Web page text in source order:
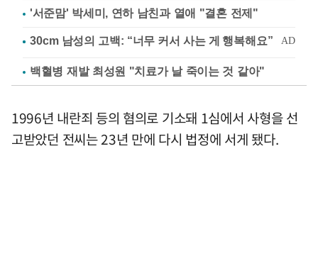
'서준맘' 박세미, 연하 남친과 열애 "결혼 전제"
백혈병 재발 최성원 "치료가 날 죽이는 것 같아"
1996년 내란죄 등의 혐의로 기소돼 1심에서 사형을 선
고받았던 전씨는 23년 만에 다시 법정에 서게 됐다.